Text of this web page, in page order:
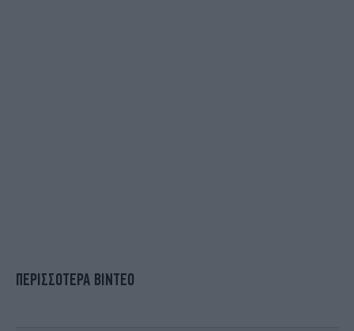
ΠΕΡΙΣΣΟΤΕΡΑ ΒΙΝΤΕΟ